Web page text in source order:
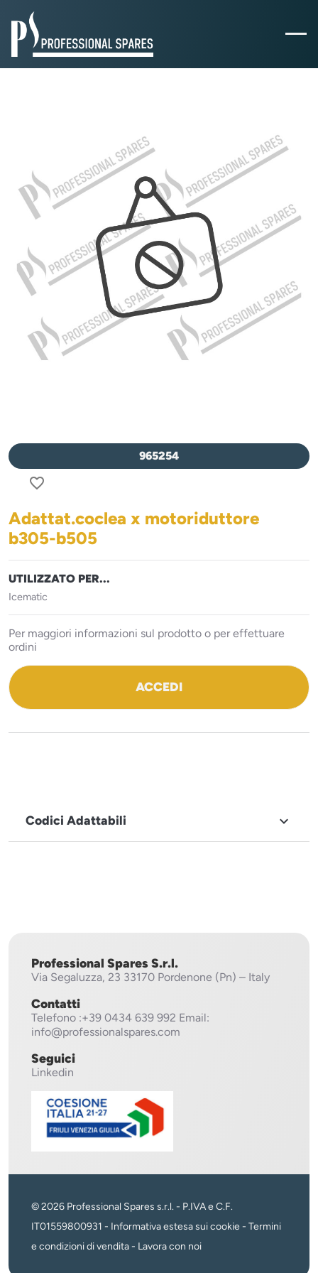
965254
favorite_border
Adattat.coclea x motoriduttore
b305-b505
UTILIZZATO PER...
Icematic
Per maggiori informazioni sul prodotto o per effettuare
ordini
ACCEDI
Codici Adattabili 
Professional Spares S.r.l.
Via Segaluzza, 23 33170 Pordenone (Pn) – Italy
Contatti
Telefono :+39 0434 639 992 Email:
info@professionalspares.com
Seguici
Linkedin
© 2026 Professional Spares s.r.l. - P.IVA e C.F.
IT01559800931 - Informativa estesa sui cookie - Termini
e condizioni di vendita- Lavora con noi